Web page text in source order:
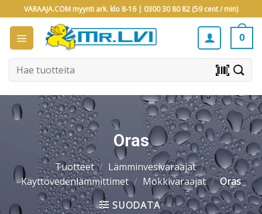
to
content
VARAAJA.COM myynti ark. klo 8-16 | 0300 30 80 82 (59 cent / min)
0
Etsi: barcode_scanner
Oras
Tuotteet / Lämminvesivaraajat /
Käyttövedenlämmittimet / Mökkivaraajat / Oras
SUODATA